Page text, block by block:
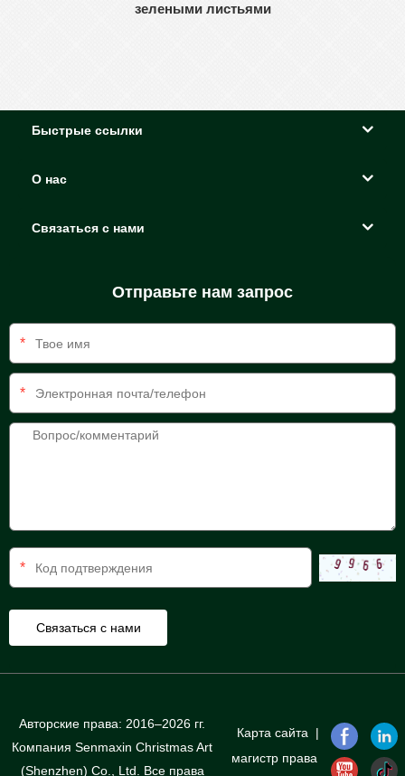
зелеными листьями
Быстрые ссылки
О нас
Связаться с нами
Отправьте нам запрос
*
*
*
Авторские права: 2016–2026 гг.
Компания Senmaxin Christmas Art
(Shenzhen) Co., Ltd. Все права
Карта сайта |
магистр права